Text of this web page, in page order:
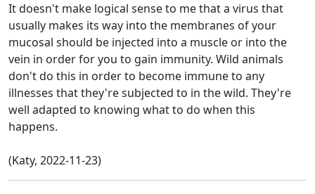
It doesn't make logical sense to me that a virus that
usually makes its way into the membranes of your
mucosal should be injected into a muscle or into the
vein in order for you to gain immunity. Wild animals
don't do this in order to become immune to any
illnesses that they're subjected to in the wild. They're
well adapted to knowing what to do when this
happens.
(Katy, 2022-11-23)